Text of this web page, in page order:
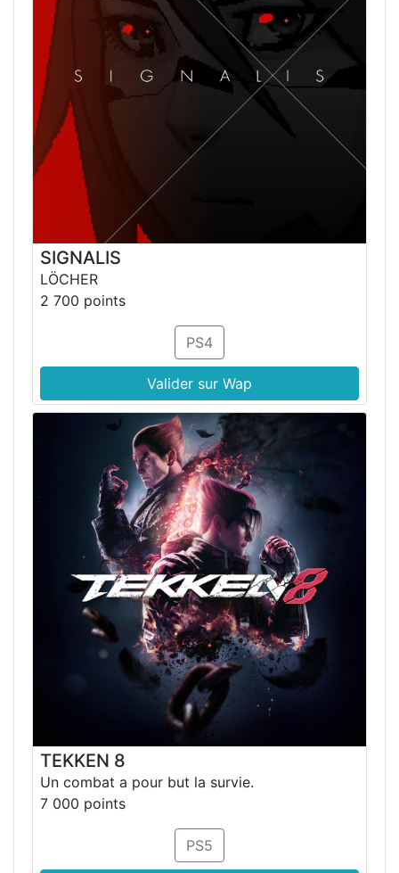
SIGNALIS
LÖCHER
2 700 points
PS4
Valider sur Wap
TEKKEN 8
Un combat a pour but la survie.
7 000 points
PS5